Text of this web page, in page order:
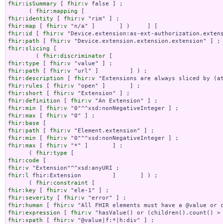
fhir:isSummary [ fhir:v false ] ;
      (
fhir:mapping
fhir:identity [ fhir:v
fhir:map [ fhir:v
fhir:id
[ fhir:v
fhir:path [ fhir:v
fhir:slicing [
        (
fhir:discriminator
fhir:type [ fhir:v
fhir:path [ fhir:v
fhir:description [ fhir:v
fhir:rules [ fhir:v
fhir:short [ fhir:v
fhir:definition [ fhir:v
fhir:min [ fhir:v
fhir:max [ fhir:v
fhir:base
fhir:path [ fhir:v
fhir:min [ fhir:v
fhir:max [ fhir:v "*" ]       ] ;
      (
fhir:type
fhir:code
fhir:v
fhir:l fhir:Extension         ]       ] ) ;
      (
fhir:constraint
fhir:key [ fhir:v
fhir:severity [ fhir:v
fhir:human [ fhir:v
fhir:expression [ fhir:v
fhir:xpath [ fhir:v